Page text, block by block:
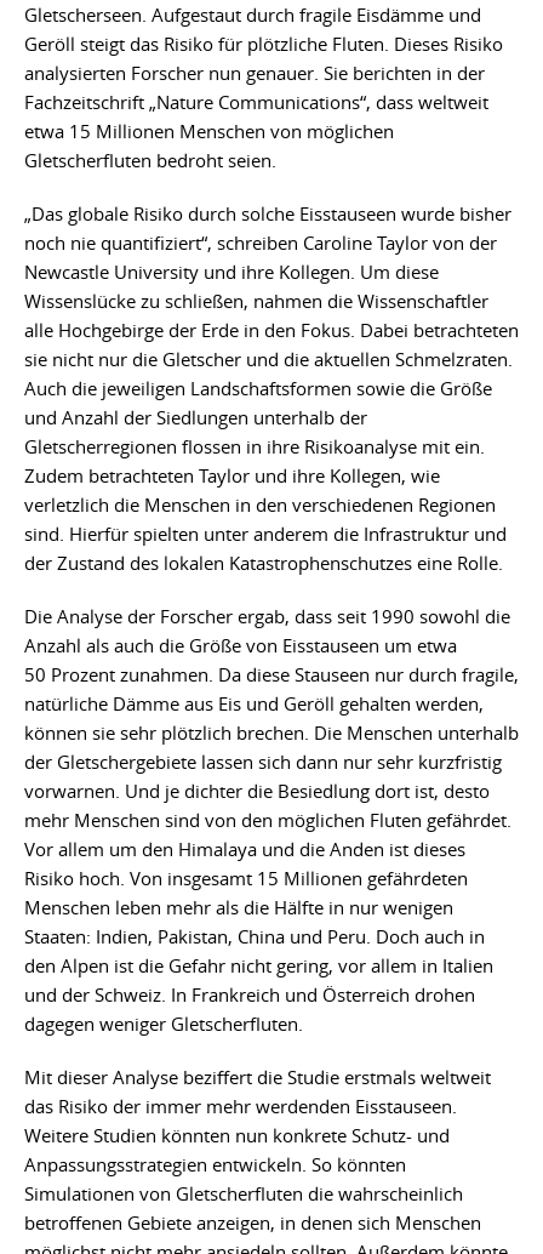
Gletscherseen. Aufgestaut durch fragile Eisdämme und
Geröll steigt das Risiko für plötzliche Fluten. Dieses Risiko
analysierten Forscher nun genauer. Sie berichten in der
Fachzeitschrift „Nature Communications“, dass weltweit
etwa 15 Millionen Menschen von möglichen
Gletscherfluten bedroht seien.
„Das globale Risiko durch solche Eisstauseen wurde bisher
noch nie quantifiziert“, schreiben Caroline Taylor von der
Newcastle University und ihre Kollegen. Um diese
Wissenslücke zu schließen, nahmen die Wissenschaftler
alle Hochgebirge der Erde in den Fokus. Dabei betrachteten
sie nicht nur die Gletscher und die aktuellen Schmelzraten.
Auch die jeweiligen Landschaftsformen sowie die Größe
und Anzahl der Siedlungen unterhalb der
Gletscherregionen flossen in ihre Risikoanalyse mit ein.
Zudem betrachteten Taylor und ihre Kollegen, wie
verletzlich die Menschen in den verschiedenen Regionen
sind. Hierfür spielten unter anderem die Infrastruktur und
der Zustand des lokalen Katastrophenschutzes eine Rolle.
Die Analyse der Forscher ergab, dass seit 1990 sowohl die
Anzahl als auch die Größe von Eisstauseen um etwa
50 Prozent zunahmen. Da diese Stauseen nur durch fragile,
natürliche Dämme aus Eis und Geröll gehalten werden,
können sie sehr plötzlich brechen. Die Menschen unterhalb
der Gletschergebiete lassen sich dann nur sehr kurzfristig
vorwarnen. Und je dichter die Besiedlung dort ist, desto
mehr Menschen sind von den möglichen Fluten gefährdet.
Vor allem um den Himalaya und die Anden ist dieses
Risiko hoch. Von insgesamt 15 Millionen gefährdeten
Menschen leben mehr als die Hälfte in nur wenigen
Staaten: Indien, Pakistan, China und Peru. Doch auch in
den Alpen ist die Gefahr nicht gering, vor allem in Italien
und der Schweiz. In Frankreich und Österreich drohen
dagegen weniger Gletscherfluten.
Mit dieser Analyse beziffert die Studie erstmals weltweit
das Risiko der immer mehr werdenden Eisstauseen.
Weitere Studien könnten nun konkrete Schutz- und
Anpassungsstrategien entwickeln. So könnten
Simulationen von Gletscherfluten die wahrscheinlich
betroffenen Gebiete anzeigen, in denen sich Menschen